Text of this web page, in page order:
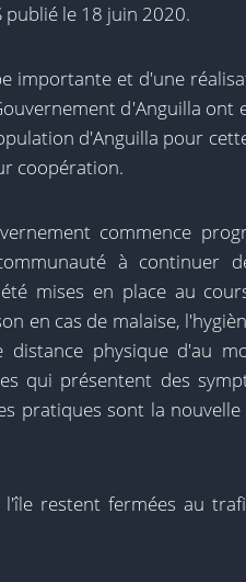
le 18 juin 2020.
importante et d'une
d'Anguilla
d'Anguilla pour
coopération.
commence
à continuer
mises en place au
en cas de malaise,
distance physique d'au
qui présentent des
pratiques sont la
restent fermées au